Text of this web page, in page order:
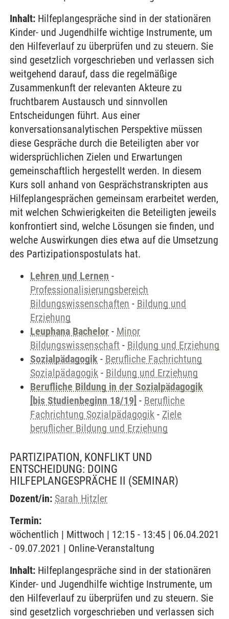
Inhalt: Hilfeplangespräche sind in der stationären
Kinder- und Jugendhilfe wichtige Instrumente, um
den Hilfeverlauf zu überprüfen und zu steuern. Sie
sind gesetzlich vorgeschrieben und verlassen sich
weitgehend darauf, dass die regelmäßige
Zusammenkunft der relevanten Akteure zu
fruchtbarem Austausch und sinnvollen
Entscheidungen führt. Aus einer
konversationsanalytischen Perspektive müssen
diese Gespräche durch die Beteiligten aber vor
widersprüchlichen Zielen und Erwartungen
gemeinschaftlich hergestellt werden. In diesem
Kurs soll anhand von Gesprächstranskripten aus
Hilfeplangesprächen gemeinsam erarbeitet werden,
mit welchen Schwierigkeiten die Beteiligten jeweils
konfrontiert sind, welche Lösungen sie finden, und
welche Auswirkungen dies etwa auf die Umsetzung
des Partizipationspostulats hat.
Lehren und Lernen -
Professionalisierungsbereich
Bildungswissenschaften - Bildung und
Erziehung
Leuphana Bachelor - Minor
Bildungswissenschaft - Bildung und Erziehung
Sozialpädagogik - Berufliche Fachrichtung
Sozialpädagogik - Bildung und Erziehung
Berufliche Bildung in der Sozialpädagogik
[bis Studienbeginn 18/19] - Berufliche
Fachrichtung Sozialpädagogik - Ziele
beruflicher Bildung und Erziehung
PARTIZIPATION, KONFLIKT UND
ENTSCHEIDUNG: DOING
HILFEPLANGESPRÄCHE II (SEMINAR)
Dozent/in: Sarah Hitzler
Termin:
wöchentlich | Mittwoch | 12:15 - 13:45 | 06.04.2021
- 09.07.2021 | Online-Veranstaltung
Inhalt: Hilfeplangespräche sind in der stationären
Kinder- und Jugendhilfe wichtige Instrumente, um
den Hilfeverlauf zu überprüfen und zu steuern. Sie
sind gesetzlich vorgeschrieben und verlassen sich